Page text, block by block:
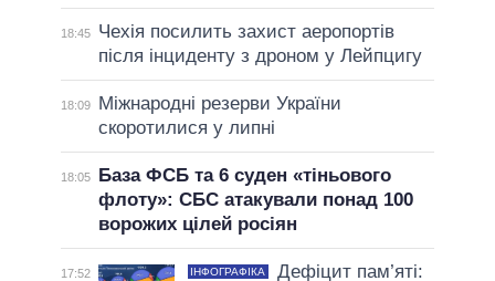
18:45
Чехія посилить захист аеропортів
після інциденту з дроном у Лейпцигу
18:09
Міжнародні резерви України
скоротилися у липні
18:05
База ФСБ та 6 суден «тіньового
флоту»: СБС атакували понад 100
ворожих цілей росіян
17:52 ІНФОГРАФІКА
Дефіцит пам’яті: